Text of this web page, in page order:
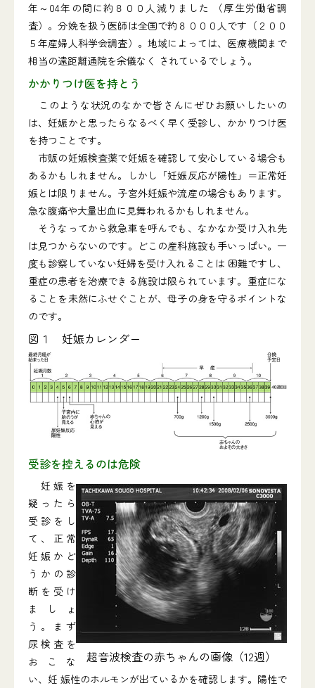
年～04年の間に約８００人減りました （厚生労働省調
査）。分娩を扱う医師は全国で約８０００人です（２００
５年産婦人科学会調査）。地域によっては、医療機関まで
相当の遠距離通院を余儀なく されているでしょう。
かかりつけ医を持とう
このような状況のなかで皆さんにぜひお願いしたいの
は、妊娠かと思ったらなるべく早く受診し、かかりつけ医
を持つことです。
市販の妊娠検査薬で妊娠を確認して安心している場合も
あるかもしれません。しかし「妊娠反応が陽性」＝正常妊
娠とは限りません。子宮外妊娠や流産の場合もあります。
急な腹痛や大量出血に見舞われるかもしれません。
そうなってから救急車を呼んでも、なかなか受け入れ先
は見つからないのです。どこの産科施設も手いっぱい。一
度も診察していない妊婦を受け入れることは 困難ですし、
重症の患者を治療できる施設は限られています。重症にな
ることを未然にふせぐことが、母子の身を守るポイントな
のです。
図１ 妊娠カレンダー
受診を控えるのは危険
超音波検査の赤ちゃんの画像（12週）
妊娠を
疑ったら
受診をし
て、正常
妊娠かど
うかの診
断を受け
ましょ
う。まず
尿検査を
おこな
い、妊 娠性のホルモンが出ているかを確認します。陽性で